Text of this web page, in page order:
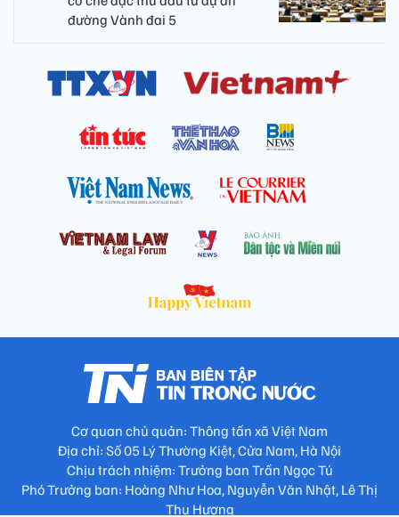
đường Vành đai 5
Cơ quan chủ quản: Thông tấn xã Việt Nam
Địa chỉ: Số 05 Lý Thường Kiệt, Cửa Nam, Hà Nội
Chịu trách nhiệm: Trưởng ban Trần Ngọc Tú
Phó Trưởng ban: Hoàng Như Hoa, Nguyễn Văn Nhật, Lê Thị
Thu Hương